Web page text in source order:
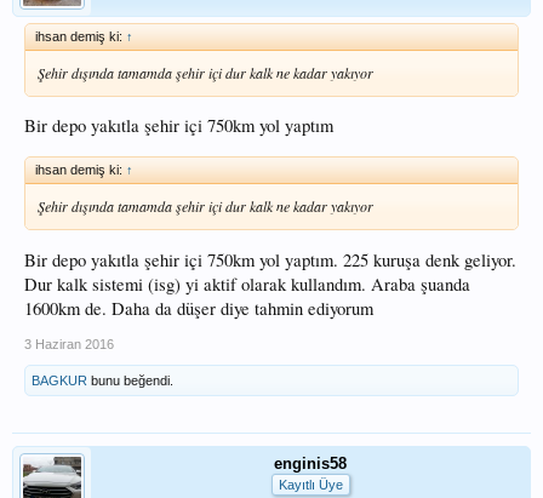
ihsan demiş ki: ↑
Şehir dışında tamamda şehir içi dur kalk ne kadar yakıyor
Bir depo yakıtla şehir içi 750km yol yaptım
ihsan demiş ki: ↑
Şehir dışında tamamda şehir içi dur kalk ne kadar yakıyor
Bir depo yakıtla şehir içi 750km yol yaptım. 225 kuruşa denk geliyor.
Dur kalk sistemi (isg) yi aktif olarak kullandım. Araba şuanda
1600km de. Daha da düşer diye tahmin ediyorum
3 Haziran 2016
BAGKUR bunu beğendi.
enginis58
Kayıtlı Üye